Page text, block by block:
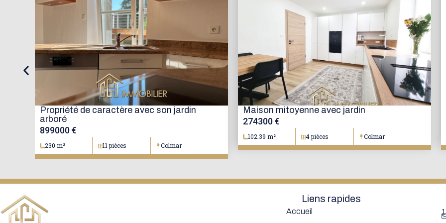
Maison mitoyenne avec jardin
274300 €
Maison de ville
154000 €
125 m² 5 pièces Selestat
Liens rapides
Accueil